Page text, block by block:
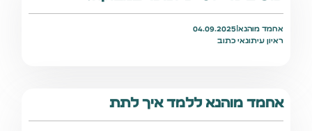
אחמד מוהנא |
04.09.2025
ראיון עיתונאי כתוב
אחמד מוהנא ללמד איך לתת